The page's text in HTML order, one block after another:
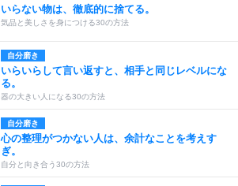
いらない物は、徹底的に捨てる。
気品と美しさを身につける30の方法
自分磨き
いらいらして言い返すと、相手と同じレベルにな
る。
器の大きい人になる30の方法
自分磨き
心の整理がつかない人は、余計なことを考えす
ぎ。
自分と向き合う30の方法